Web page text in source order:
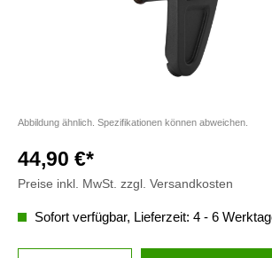
Abbildung ähnlich. Spezifikationen können abweichen.
44,90 €*
Preise inkl. MwSt. zzgl. Versandkosten
Sofort verfügbar, Lieferzeit: 4 - 6